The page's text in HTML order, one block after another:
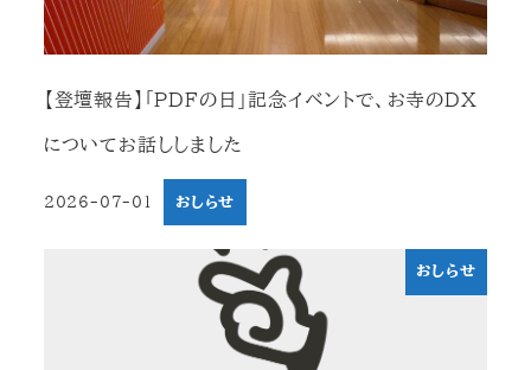
【登壇報告】「PDFの日」記念イベントで、お寺のDX
についてお話ししました
2026-07-01 おしらせ
おしらせ